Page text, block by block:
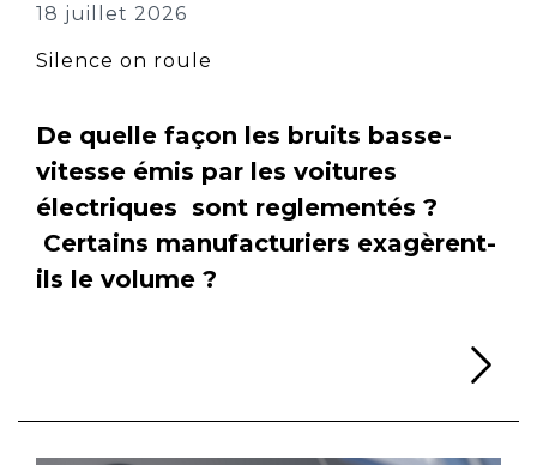
18 juillet 2026
Silence on roule
De quelle façon les bruits basse-
vitesse émis par les voitures
électriques sont reglementés ?
Certains manufacturiers exagèrent-
ils le volume ?